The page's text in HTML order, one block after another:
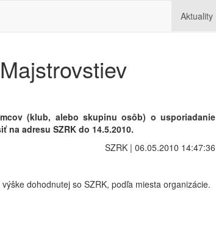
Aktuality
(klub, alebo skupinu osôb) o usporiadanie
adresu SZRK do 14.5.2010.
SZRK | 06.05.2010 14:47:36
dohodnutej so SZRK, podľa miesta organizácie.